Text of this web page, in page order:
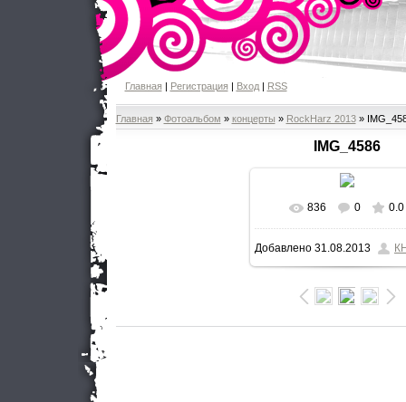
Главная| Регистрация| Вход| RSS
Главная » Фотоальбом » концерты » RockHarz 2013»
IMG_4586
В реальном
600x900/ 119.5Kb
836 0 0.0
Добавлено 31.08.2013